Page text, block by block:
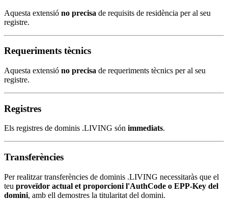
Aquesta extensió no precisa de requisits de residència per al seu
registre.
Requeriments tècnics
Aquesta extensió no precisa de requeriments tècnics per al seu
registre.
Registres
Els registres de dominis .LIVING són immediats.
Transferències
Per realitzar transferències de dominis .LIVING necessitaràs que el
teu proveïdor actual et proporcioni l'AuthCode o EPP-Key del
domini, amb ell demostres la titularitat del domini.